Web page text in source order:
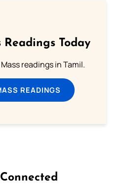
Readings Today
readings in Tamil.
READINGS